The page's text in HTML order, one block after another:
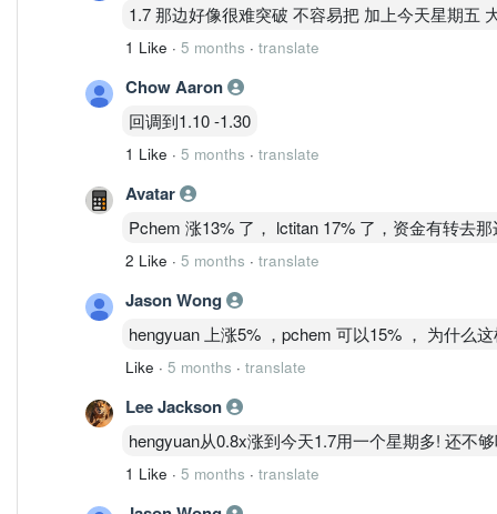
1.7 那边好像很难突破 不容易把 加上今天星期五
1 Like · 5 months · translate
Chow Aaron
回调到1.10 -1.30
1 Like · 5 months · translate
Avatar
Pchem 涨13% 了， lctitan 17% 了，资金有转去那
2 Like · 5 months · translate
Jason Wong
hengyuan 上涨5% ，pchem 可以15% ， 为什么
Like · 5 months · translate
Lee Jackson
hengyuan从0.8x涨到今天1.7用一个星期多! 还不
1 Like · 5 months · translate